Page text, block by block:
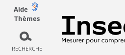
Aide
Thèmes
RECHERCHE